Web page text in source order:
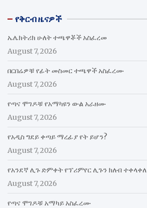
የቅርብ ዜናዎች
ኤሌክትሪክ ሁለት ተጫዋቾች አስፈረመ
August 7, 2026
በርበሬዎቹ የፊት መስመር ተጫዋች አስፈረሙ
August 7, 2026
የጣና ሞገዶቹ የአማካዩን ውል አራዘሙ
August 7, 2026
የአዲስ ግደይ ቀጣይ ማረፊያ የት ይሆን?
August 7, 2026
የአንደኛ ሊጉ ድምቀት የፕሪምየር ሊጉን ክለብ ተቀላቀለ
August 7, 2026
የጣና ሞገዶቹ አማካይ አስፈረሙ